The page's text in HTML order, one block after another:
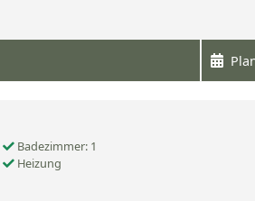
Badezimmer: 1
Heizung